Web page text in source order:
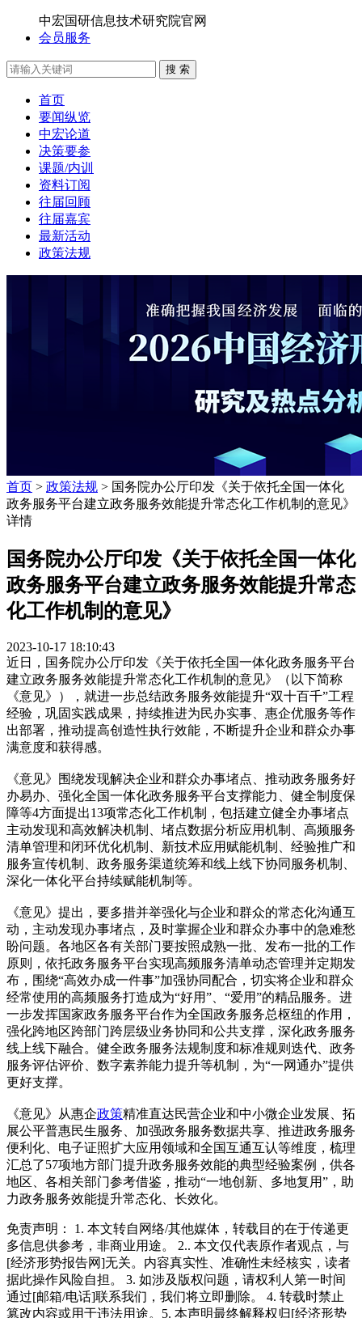
中宏国研信息技术研究院官网
会员服务
搜 索
首页
要闻纵览
中宏论道
决策要参
课题/内训
资料订阅
往届回顾
往届嘉宾
最新活动
政策法规
首页 > 政策法规 > 国务院办公厅印发《关于依托全国一体化
政务服务平台建立政务服务效能提升常态化工作机制的意见》
详情
国务院办公厅印发《关于依托全国一体化
政务服务平台建立政务服务效能提升常态
化工作机制的意见》
2023-10-17 18:10:43
近日，国务院办公厅印发《关于依托全国一体化政务服务平台
建立政务服务效能提升常态化工作机制的意见》（以下简称
《意见》），就进一步总结政务服务效能提升“双十百千”工程
经验，巩固实践成果，持续推进为民办实事、惠企优服务等作
出部署，推动提高创造性执行效能，不断提升企业和群众办事
满意度和获得感。
《意见》围绕发现解决企业和群众办事堵点、推动政务服务好
办易办、强化全国一体化政务服务平台支撑能力、健全制度保
障等4方面提出13项常态化工作机制，包括建立健全办事堵点
主动发现和高效解决机制、堵点数据分析应用机制、高频服务
清单管理和闭环优化机制、新技术应用赋能机制、经验推广和
服务宣传机制、政务服务渠道统筹和线上线下协同服务机制、
深化一体化平台持续赋能机制等。
《意见》提出，要多措并举强化与企业和群众的常态化沟通互
动，主动发现办事堵点，及时掌握企业和群众办事中的急难愁
盼问题。各地区各有关部门要按照成熟一批、发布一批的工作
原则，依托政务服务平台实现高频服务清单动态管理并定期发
布，围绕“高效办成一件事”加强协同配合，切实将企业和群众
经常使用的高频服务打造成为“好用”、“爱用”的精品服务。进
一步发挥国家政务服务平台作为全国政务服务总枢纽的作用，
强化跨地区跨部门跨层级业务协同和公共支撑，深化政务服务
线上线下融合。健全政务服务法规制度和标准规则迭代、政务
服务评估评价、数字素养能力提升等机制，为“一网通办”提供
更好支撑。
《意见》从惠企政策精准直达民营企业和中小微企业发展、拓
展公平普惠民生服务、加强政务服务数据共享、推进政务服务
便利化、电子证照扩大应用领域和全国互通互认等维度，梳理
汇总了57项地方部门提升政务服务效能的典型经验案例，供各
地区、各相关部门参考借鉴，推动“一地创新、多地复用”，助
力政务服务效能提升常态化、长效化。
免责声明： 1. 本文转自网络/其他媒体，转载目的在于传递更
多信息供参考，非商业用途。 2.. 本文仅代表原作者观点，与
[经济形势报告网]无关。内容真实性、准确性未经核实，读者
据此操作风险自担。 3. 如涉及版权问题，请权利人第一时间
通过[邮箱/电话]联系我们，我们将立即删除。 4. 转载时禁止
篡改内容或用于违法用途。5. 本声明最终解释权归[经济形势